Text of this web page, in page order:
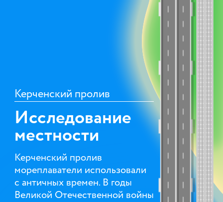
Керченский пролив
Исследование
местности
Керченский пролив
мореплаватели использовали
с античных времен. В годы
Великой Отечественной войны